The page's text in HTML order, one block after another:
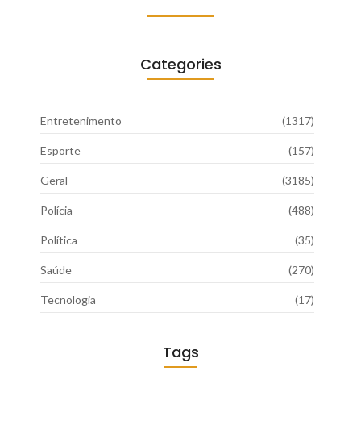
Categories
Entretenimento (1317)
Esporte (157)
Geral (3185)
Polícia (488)
Política (35)
Saúde (270)
Tecnologia (17)
Tags